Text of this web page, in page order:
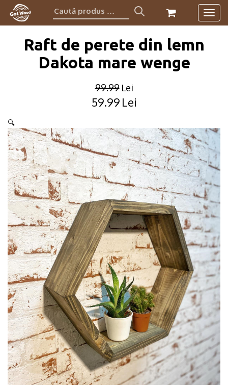
Caută
produs:
Raft de perete din lemn
Dakota mare wenge
99.99 Lei
Original
was:
99.99lei.
59.99 Lei
Current
is:
59.99lei.
🔍